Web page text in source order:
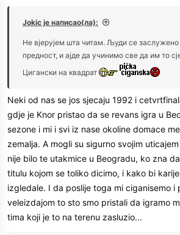
Jokic је написао(ла):
Не вјерујем шта читам. Људи се заслужено
предност, и ајде да учинимо све да им то
Цигански на квадрат
Neki od nas se jos sjecaju 1992 i
gdje je Knor pristao da se revans igra u
sezone i mi i svi iz nase okoline domace
zemalja. A mogli su sigurno svojim
nije bilo te utakmice u Beogradu, ko zna
titulu kojom se toliko dicimo, i kako bi
izgledale. I da poslije toga mi ciganisemo i
veleizdajom to sto smo pristali da igramo
tima koji je to na terenu zasluzio...